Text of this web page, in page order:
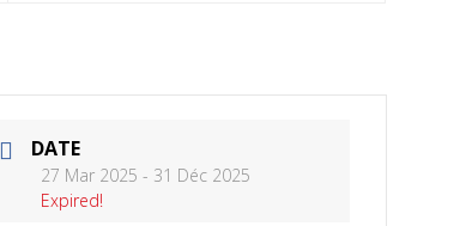
DATE
27 Mar 2025 - 31 Déc 2025
Expired!